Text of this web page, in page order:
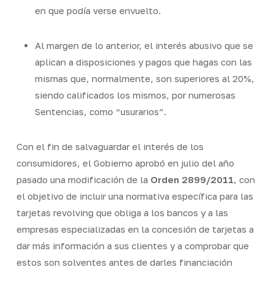
en que podía verse envuelto.
Al margen de lo anterior, el interés abusivo que se
aplican a disposiciones y pagos que hagas con las
mismas que, normalmente, son superiores al 20%,
siendo calificados los mismos, por numerosas
Sentencias, como “usurarios”.
Con el fin de salvaguardar el interés de los
consumidores, el Gobierno aprobó en julio del año
pasado una modificación de la Orden 2899/2011
, con
el objetivo de incluir una normativa específica para las
tarjetas revolving que obliga a los bancos y a las
empresas especializadas en la concesión de tarjetas a
dar más información a sus clientes y a comprobar que
estos son solventes antes de darles financiación